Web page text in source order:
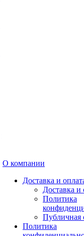
О компании
Доставка и
Доставка и
Политика
Публичная
Политика